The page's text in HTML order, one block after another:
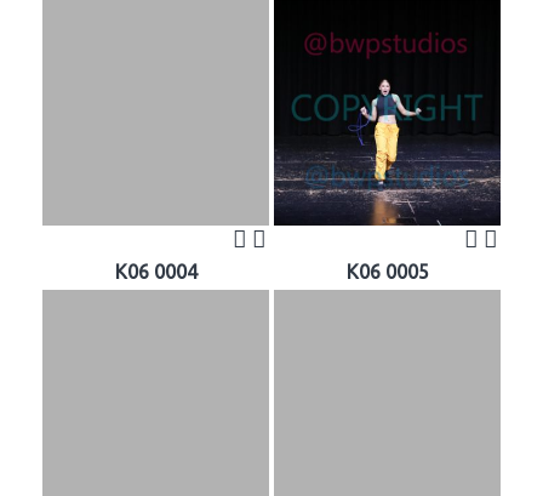
K06 0004 K06 0005